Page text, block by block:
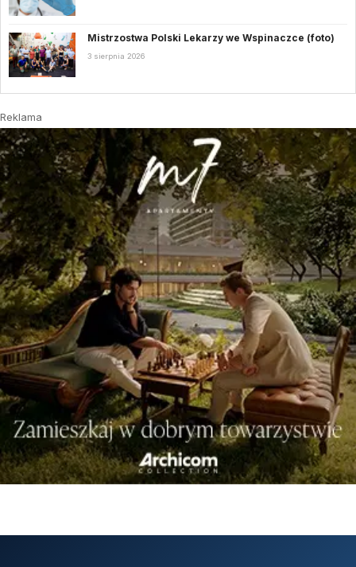
Mistrzostwa Polski Lekarzy we Wspinaczce (foto)
3 sierpnia 2026
Reklama